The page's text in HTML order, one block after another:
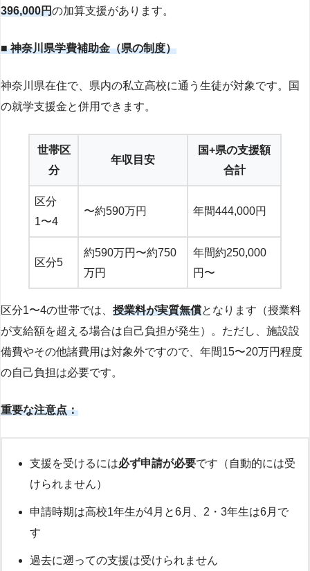
396,000円の加算支援があります。
■ 神奈川県学費補助金（県の制度）
神奈川県在住で、県内の私立高校に通う生徒が対象です。国
の就学支援金と併用できます。
世帯区
分
年収目安
国+県の支援額
合計
区分
1〜4
〜約590万円 年間444,000円
区分5
約590万円〜約750
万円
年間約250,000
円〜
区分1〜4の世帯では、 授業料が実質無償となります（授業料
が支給額を超える場合は自己負担が発生）。ただし、施設設
備費やその他諸費用は対象外ですので、年間15〜20万円程度
の自己負担は必要です。
重要な注意点：
支援を受けるには必ず申請が必要です（自動的には受
けられません）
申請時期は高校1年生が4月と6月、2・3年生は6月で
す
過去に遡っての支援は受けられません